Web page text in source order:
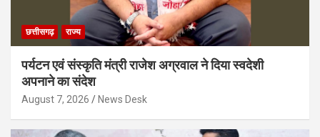
छत्तीसगढ़ राज्य
पर्यटन एवं संस्कृति मंत्री राजेश अग्रवाल ने दिया स्वदेशी
अपनाने का संदेश
August 7, 2026 News Desk